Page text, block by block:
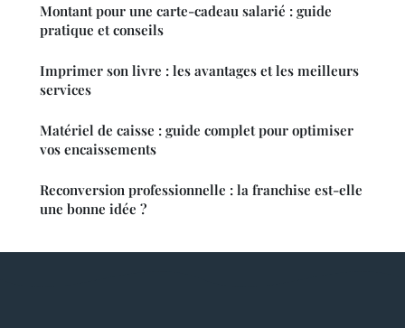
Montant pour une carte-cadeau salarié : guide
pratique et conseils
Imprimer son livre : les avantages et les meilleurs
services
Matériel de caisse : guide complet pour optimiser
vos encaissements
Reconversion professionnelle : la franchise est-elle
une bonne idée ?